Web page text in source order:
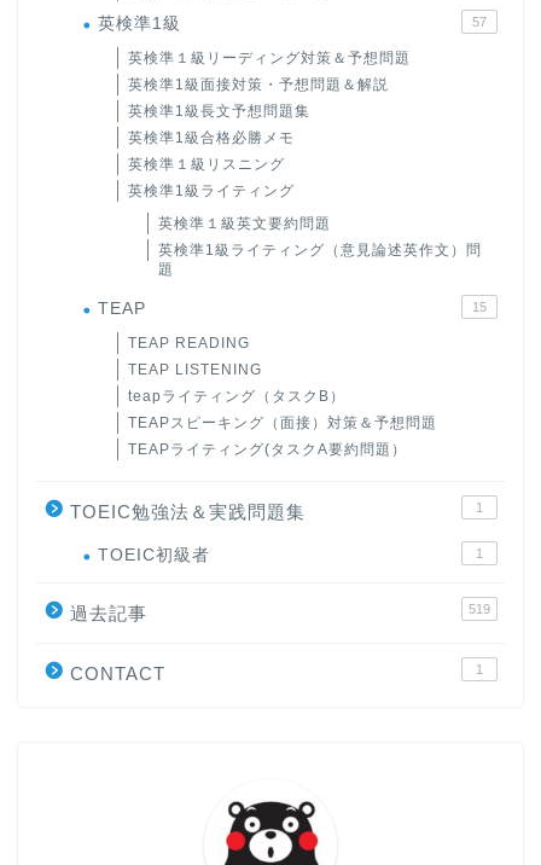
英検準1級 57
英検準１級リーディング対策＆予想問題
英検準1級面接対策・予想問題＆解説
英検準1級長文予想問題集
英検準1級合格必勝メモ
英検準１級リスニング
英検準1級ライティング
英検準１級英文要約問題
英検準1級ライティング（意見論述英作文）問
題
TEAP 15
TEAP READING
TEAP LISTENING
teapライティング（タスクB）
TEAPスピーキング（面接）対策＆予想問題
TEAPライティング(タスクA要約問題）
TOEIC勉強法＆実践問題集 1
TOEIC初級者 1
過去記事 519
CONTACT 1
大学入試英語対策講座